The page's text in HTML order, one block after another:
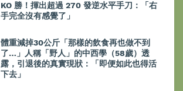
KO 勝！揮出超過 270 發逆水平手刀：「右
手完全沒有感覺了」
體重減掉30公斤「那樣的飲食再也做不到
了…」人稱「野人」的中西學（58歲）透
露，引退後的真實現狀：「即便如此也得活
下去」